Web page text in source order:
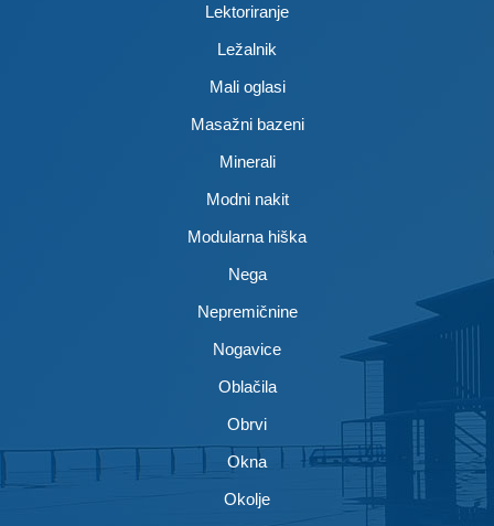
Lektoriranje
Ležalnik
Mali oglasi
Masažni bazeni
Minerali
Modni nakit
Modularna hiška
Nega
Nepremičnine
Nogavice
Oblačila
Obrvi
Okna
Okolje